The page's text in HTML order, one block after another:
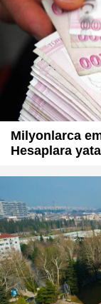
Milyonlarca
Hesaplara